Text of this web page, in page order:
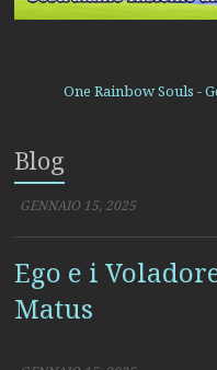
One Rainbow Souls -
Blog
Ego e i
Matus